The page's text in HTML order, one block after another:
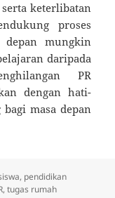
keterlibatan
proses
depan mungkin
daripada
PR
dengan hati-
masa depan
, pendidikan
,tugas rumah